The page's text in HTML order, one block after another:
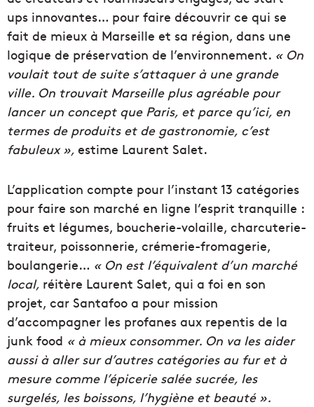
ups innovantes… pour faire découvrir ce qui se
fait de mieux à Marseille et sa région, dans une
logique de préservation de l’environnement. « On
voulait tout de suite s’attaquer à une grande
ville. On trouvait Marseille plus agréable pour
lancer un concept que Paris, et parce qu’ici, en
termes de produits et de gastronomie, c’est
fabuleux », estime Laurent Salet.
L’application compte pour l’instant 13 catégories
pour faire son marché en ligne l’esprit tranquille :
fruits et légumes, boucherie-volaille, charcuterie-
traiteur, poissonnerie, crémerie-fromagerie,
boulangerie… « On est l’équivalent d’un marché
local, réitère Laurent Salet, qui a foi en son
projet, car Santafoo a pour mission
d’accompagner les profanes aux repentis de la
junk food « à mieux consommer. On va les aider
aussi à aller sur d’autres catégories au fur et à
mesure comme l’épicerie salée sucrée, les
surgelés, les boissons, l’hygiène et beauté ».